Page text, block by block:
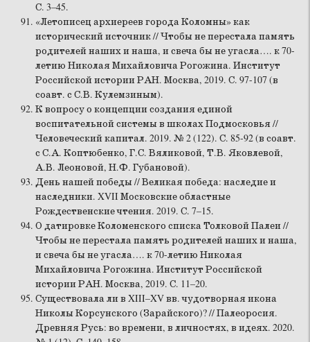
С. 3–45.
«Летописец архиереев города Коломны» как
исторический источник // Чтобы не перестала память
родителей наших и наша, и свеча бы не угасла…. к 70-
летию Николая Михайловича Рогожина. Институт
Российской истории РАН. Москва, 2019. С. 97-107 (в
соавт. с С.В. Кулемзиным).
К вопросу о концепции создания единой
воспитательной системы в школах Подмосковья //
Человеческий капитал. 2019. № 2 (122). С. 85-92 (в соавт.
с С.А. Коптюбенко, Г.С. Вяликовой, Т.В. Яковлевой,
А.В. Леоновой, Н.Ф. Губановой).
День нашей победы // Великая победа: наследие и
наследники. XVII Московские областные
Рождественские чтения. 2019. С. 7–15.
О датировке Коломенского списка Толковой Палеи //
Чтобы не перестала память родителей наших и наша,
и свеча бы не угасла…. к 70-летию Николая
Михайловича Рогожина. Институт Российской
истории РАН. Москва, 2019. С. 11–20.
Существовала ли в XIII–XV вв. чудотворная икона
Николы Корсунского (Зарайского)? // Палеоросия.
Древняя Русь: во времени, в личностях, в идеях. 2020.